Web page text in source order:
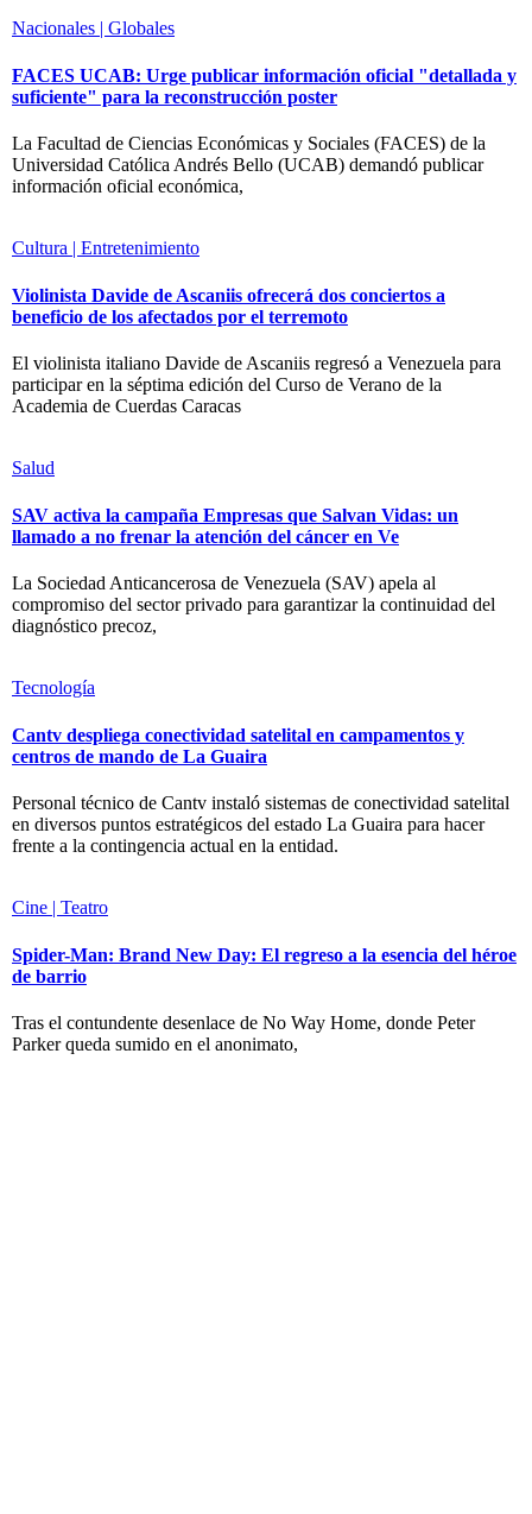
Nacionales | Globales
FACES UCAB: Urge publicar información oficial "detallada y
suficiente" para la reconstrucción poster
La Facultad de Ciencias Económicas y Sociales (FACES) de la
Universidad Católica Andrés Bello (UCAB) demandó publicar
información oficial económica,
Cultura | Entretenimiento
Violinista Davide de Ascaniis ofrecerá dos conciertos a
beneficio de los afectados por el terremoto
El violinista italiano Davide de Ascaniis regresó a Venezuela para
participar en la séptima edición del Curso de Verano de la
Academia de Cuerdas Caracas
Salud
SAV activa la campaña Empresas que Salvan Vidas: un
llamado a no frenar la atención del cáncer en Ve
La Sociedad Anticancerosa de Venezuela (SAV) apela al
compromiso del sector privado para garantizar la continuidad del
diagnóstico precoz,
Tecnología
Cantv despliega conectividad satelital en campamentos y
centros de mando de La Guaira
Personal técnico de Cantv instaló sistemas de conectividad satelital
en diversos puntos estratégicos del estado La Guaira para hacer
frente a la contingencia actual en la entidad.
Cine | Teatro
Spider-Man: Brand New Day: El regreso a la esencia del héroe
de barrio
Tras el contundente desenlace de No Way Home, donde Peter
Parker queda sumido en el anonimato,